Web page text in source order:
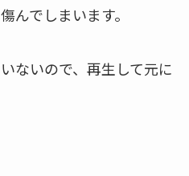
んでしまいます。
ないので、再生して元に